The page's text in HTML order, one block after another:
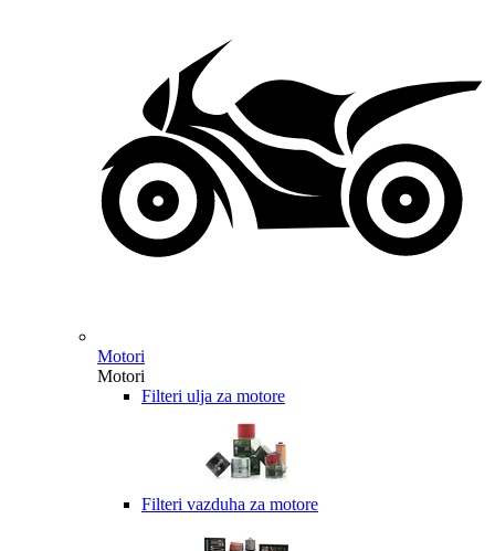
Motori
Motori
Filteri ulja za motore
Filteri vazduha za motore